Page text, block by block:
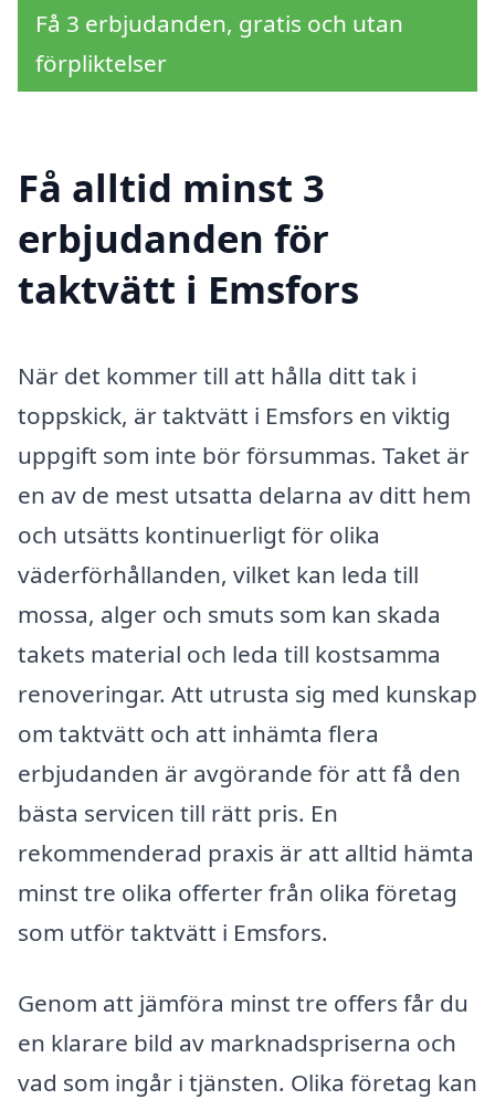
Få 3 erbjudanden, gratis och utan
förpliktelser
Få alltid minst 3
erbjudanden för
taktvätt i Emsfors
När det kommer till att hålla ditt tak i
toppskick, är taktvätt i Emsfors en viktig
uppgift som inte bör försummas. Taket är
en av de mest utsatta delarna av ditt hem
och utsätts kontinuerligt för olika
väderförhållanden, vilket kan leda till
mossa, alger och smuts som kan skada
takets material och leda till kostsamma
renoveringar. Att utrusta sig med kunskap
om taktvätt och att inhämta flera
erbjudanden är avgörande för att få den
bästa servicen till rätt pris. En
rekommenderad praxis är att alltid hämta
minst tre olika offerter från olika företag
som utför taktvätt i Emsfors.
Genom att jämföra minst tre offers får du
en klarare bild av marknadspriserna och
vad som ingår i tjänsten. Olika företag kan